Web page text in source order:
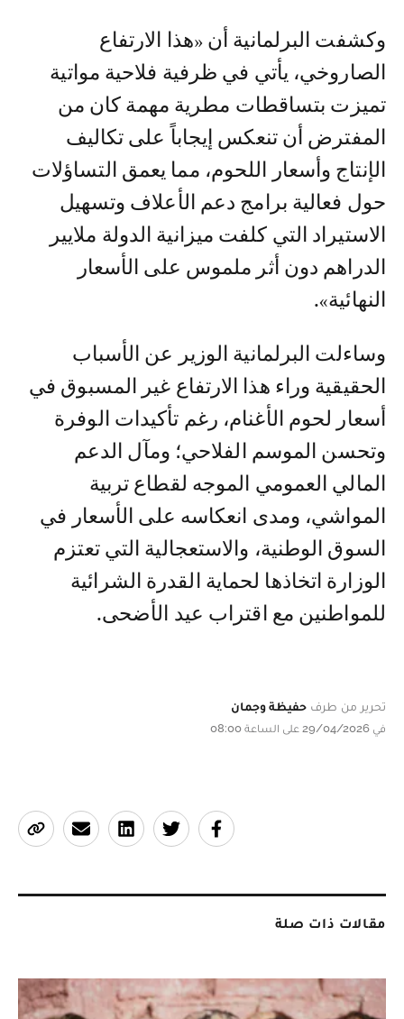
وكشفت البرلمانية أن «هذا الارتفاع
الصاروخي، يأتي في ظرفية فلاحية مواتية
تميزت بتساقطات مطرية مهمة كان من
المفترض أن تنعكس إيجاباً على تكاليف
الإنتاج وأسعار اللحوم، مما يعمق التساؤلات
حول فعالية برامج دعم الأعلاف وتسهيل
الاستيراد التي كلفت ميزانية الدولة ملايير
الدراهم دون أثر ملموس على الأسعار
النهائية».
وساءلت البرلمانية الوزير عن الأسباب
الحقيقية وراء هذا الارتفاع غير المسبوق في
أسعار لحوم الأغنام، رغم تأكيدات الوفرة
وتحسن الموسم الفلاحي؛ ومآل الدعم
المالي العمومي الموجه لقطاع تربية
المواشي، ومدى انعكاسه على الأسعار في
السوق الوطنية، والاستعجالية التي تعتزم
الوزارة اتخاذها لحماية القدرة الشرائية
للمواطنين مع اقتراب عيد الأضحى.
تحرير من طرف حفيظة وجمان
في 29/04/2026 على الساعة 08:00
مقالات ذات صلة